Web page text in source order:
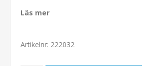
Läs mer
Artikelnr: 222032